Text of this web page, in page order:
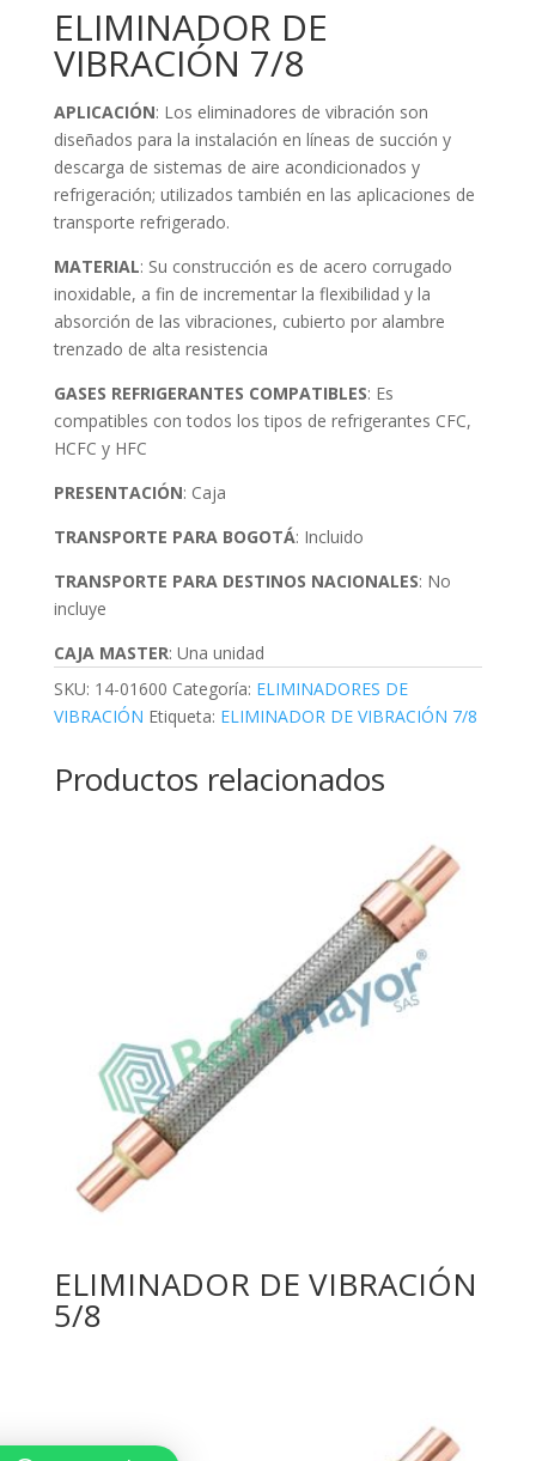
ELIMINADOR DE
VIBRACIÓN 7/8
APLICACIÓN: Los eliminadores de vibración son
diseñados para la instalación en líneas de succión y
descarga de sistemas de aire acondicionados y
refrigeración; utilizados también en las aplicaciones de
transporte refrigerado.
MATERIAL: Su construcción es de acero corrugado
inoxidable, a fin de incrementar la flexibilidad y la
absorción de las vibraciones, cubierto por alambre
trenzado de alta resistencia
GASES REFRIGERANTES COMPATIBLES: Es
compatibles con todos los tipos de refrigerantes CFC,
HCFC y HFC
PRESENTACIÓN: Caja
TRANSPORTE PARA BOGOTÁ: Incluido
TRANSPORTE PARA DESTINOS NACIONALES: No
incluye
CAJA MASTER: Una unidad
SKU: 14-01600 Categoría: ELIMINADORES DE
VIBRACIÓN Etiqueta: ELIMINADOR DE VIBRACIÓN 7/8
Productos relacionados
ELIMINADOR DE VIBRACIÓN
5/8